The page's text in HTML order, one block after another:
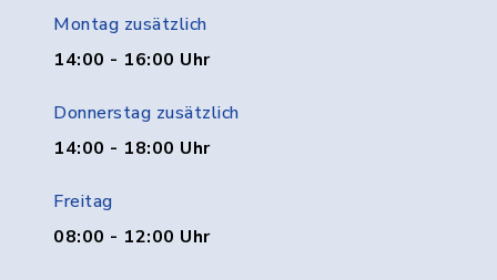
Montag zusätzlich
14:00 - 16:00 Uhr
Donnerstag zusätzlich
14:00 - 18:00 Uhr
Freitag
08:00 - 12:00 Uhr